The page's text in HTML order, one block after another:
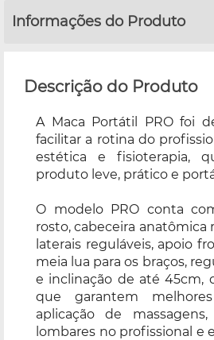
Informações do Produto
Descrição do Produto
A Maca Portátil PRO foi
facilitar a rotina do
estética e fisioterapia,
produto leve, prático e
O modelo PRO conta
rosto, cabeceira anatômica
laterais reguláveis, apoio
meia lua para os braços,
e inclinação de até 45cm,
que garantem
aplicação de
lombares no profissional e